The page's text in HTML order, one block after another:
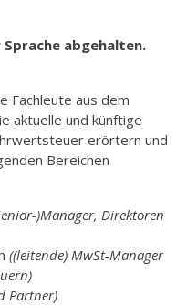
abgehalten.
Fachleute aus dem
aktuelle und künftige
erörtern und
Bereichen
)Manager, Direktoren
((leitende) MwSt-Manager
Partner)